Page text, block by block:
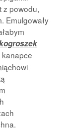
z powodu,
Emulgowały
kanapce